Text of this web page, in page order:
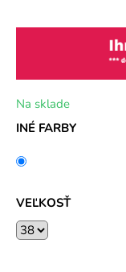
INÉ FARBY
VEĽKOSŤ
Na sklade